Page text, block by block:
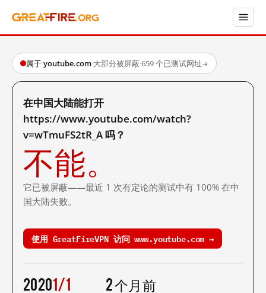
属于 youtube.com·大部分被屏蔽·659 个已测试网址→
在中国大陆能打开
https://www.youtube.com/watch?
v=wTmuFS2tR_A 吗？
不能。
它已被屏蔽——最近 1 次有定论的测试中有 100% 在中
国大陆失败。
使用 GreatFireVPN 访问 www.youtube.com →
20201/1 2 个月前